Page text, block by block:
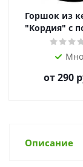
Горшок из
"Кордия" с
от290
Описание